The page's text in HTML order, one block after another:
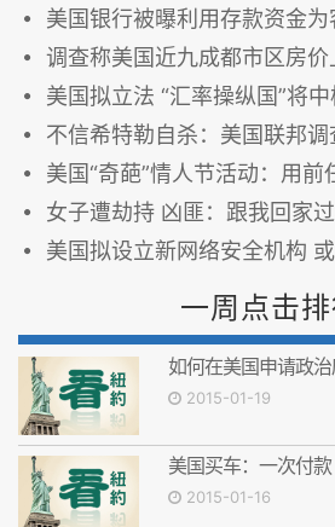
美国银行被曝利用存款资金
调查称美国近九成都市区房价
美国拟立法 “汇率操纵国”将中
不信希特勒自杀：美国联邦
美国“奇葩”情人节活动：用前
女子遭劫持 凶匪：跟我回家
美国拟设立新网络安全机构
一周点击
如何在美国申请政
2015-01-19
美国买车：一次付
2015-01-16